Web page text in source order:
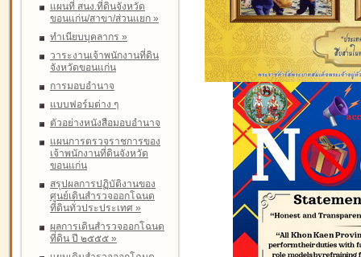
แผนที่ สนง.ที่ดินจังหวัด
ขอนแก่น/สาขา/ส่วนแยก »
ทำเนียบบุคลากร »
วาระงานเจ้าพนักงานที่ดิน
จังหวัดขอนแก่น
การมอบอำนาจ
แบบฟอร์มต่าง ๆ
ตัวอย่างหนังสือมอบอำนาจ
แผนการตรวจราชการของ
เจ้าพนักงานที่ดินจังหวัด
ขอนแก่น
สรุปผลการปฏิบัติงานของ
ศูนย์เดินสำรวจออกโฉนด
ที่ดินทั่วประประเทศ »
ผลการเดินสำรวจออกโฉนด
ที่ดิน ปี ๒๕๕๕ »